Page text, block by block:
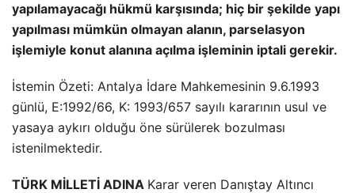
yapılamayacağı hükmü karşısında; hiç bir şekilde yapı
yapılması mümkün olmayan alanın, parselasyon
işlemiyle konut alanına açılma işleminin iptali gerekir.
İstemin Özeti: Antalya İdare Mahkemesinin 9.6.1993
günlü, E:1992/66, K: 1993/657 sayılı kararının usul ve
yasaya aykırı olduğu öne sürülerek bozulması
istenilmektedir.
TÜRK MİLLETİ ADINA Karar veren Danıştay Altıncı